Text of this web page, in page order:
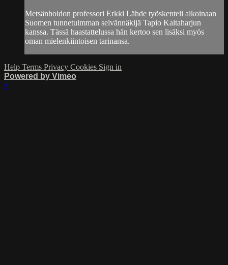
Metsänhoidon professori Erkki Lähde työskenteli aikoinaan
Suomen tunnetuimman selvännäkijä Tapio Kaitaharjun
kanssa. Tässä haastattelussa hän kertoo sen lisäksi myös
oman mielenkiintoisen tarinansa.
Help Terms Privacy Cookies Sign in
Powered by Vimeo
×